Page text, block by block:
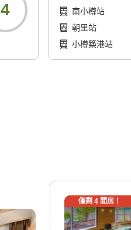
4 南小樽站
朝里站
小樽築港站
僅剩 4間房！